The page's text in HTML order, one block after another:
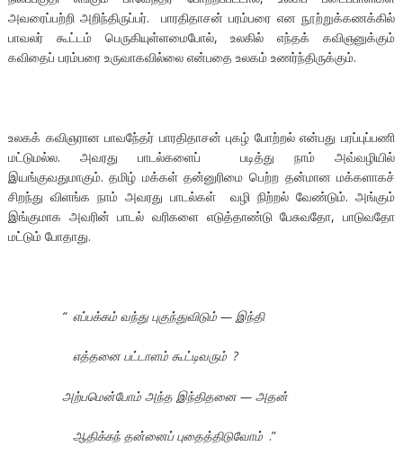
அவரைப்பற்றி அறிந்திருப்பர். பாரதிதாசன் பரம்பரை என நூற்றுக்கணக்கில்
பாவலர் கூட்டம் பெருகியுள்ளமைபோல், உலகில் எந்தக் கவிஞனுக்கும்
கவிதைப் பரம்பரை உருவாகவில்லை என்பதை உலகம் உணர்ந்திருக்கும்.
உலகக் கவிஞரான பாவநே்தர் பாரதிதாசன் புகழ் போற்றல் என்பது பரப்புப்பணி
மட்டுமல்ல. அவரது பாடல்களைப் படித்து நாம் அவ்வழியில்
இயங்குவதுமாகும். தமிழ் மக்கள் தன்னுரிமை பெற்ற தன்மான மக்களாகச்
சிறந்து விளங்க நாம் அவரது பாடல்கள் வழி நிற்றல் வேண்டும். அங்கும்
இங்குமாக அவரின் பாடல் வரிகளை எடுத்தாண்டு பேசுவதோ, பாடுவதோ
மட்டும் போதாது.
“ எப்பக்கம் வந்து புகுந்துவிடும் — இந்தி
எத்தனை பட்டாளம் கூட்டிவரும் ?
அற்பமென்போம் அந்த இந்திதனை — அதன்
ஆதிக்கந் தன்னைப் புதைத்திடுவோம் .”